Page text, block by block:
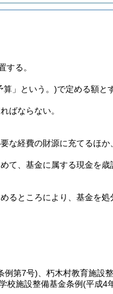
する。
算」という。)で定める額と
ばならない。
経費の財源に充てるほか
て、基金に属する現金を
るところにより、基金を処
例第7号) 、朽木村教育施設
校施設整備基金条例(平成4